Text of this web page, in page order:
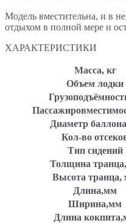
Модель вместительна, и в
отдыхом в полной мере и
ХАРАКТЕРИСТИКИ
Масса, кг
Объем лодки
Диаметр
Кол-во
Тип сидений
Толщина
Высота транца,
Длина,мм
Ширина,мм
Длина